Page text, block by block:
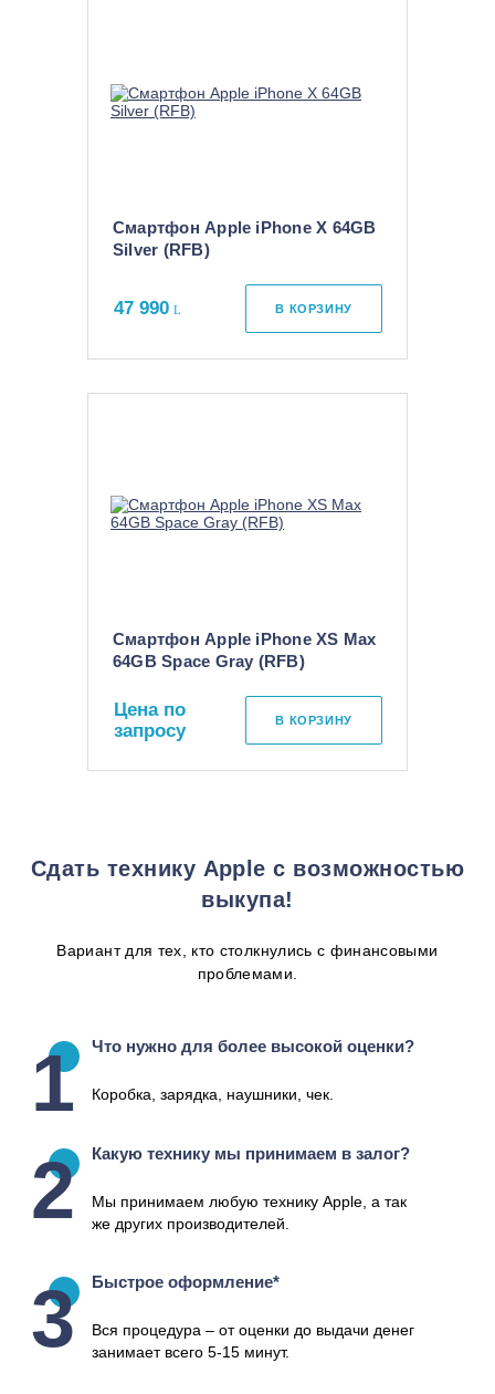
Смартфон Apple iPhone X 64GB
Silver (RFB)
47 990 В КОРЗИНУ
Смартфон Apple iPhone XS Max
64GB Space Gray (RFB)
Цена по
запросу
В КОРЗИНУ
Сдать технику Apple с возможностью
выкупа!
Вариант для тех, кто столкнулись с финансовыми
проблемами.
Что нужно для более высокой оценки?
Коробка, зарядка, наушники, чек.
Какую технику мы принимаем в залог?
Мы принимаем любую технику Apple, а так
же других производителей.
Быстрое оформление*
Вся процедура – от оценки до выдачи денег
занимает всего 5-15 минут.